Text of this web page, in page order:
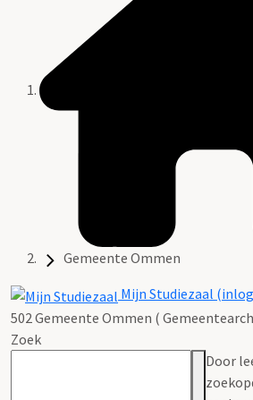
Gemeente Ommen
Mijn Studiezaal
502 Gemeente Ommen (
Zoek
Door